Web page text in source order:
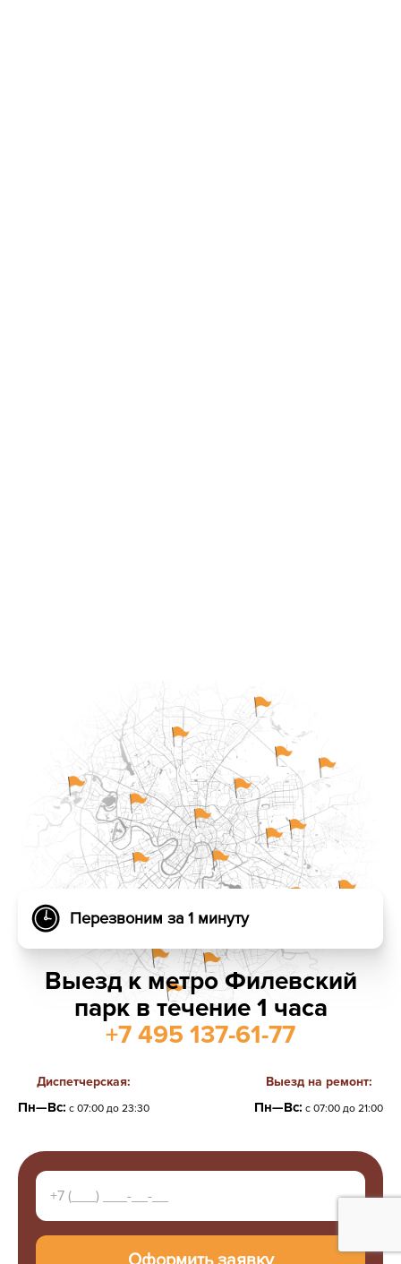
Выезд к метро Филевский
парк в течение 1 часа
+7 495 137-61-77
Диспетчерская:
Пн—Вс: с 07:00 до 23:30
Выезд на ремонт:
Пн—Вс: с 07:00 до 21:00
Перезвоним за 1 минуту